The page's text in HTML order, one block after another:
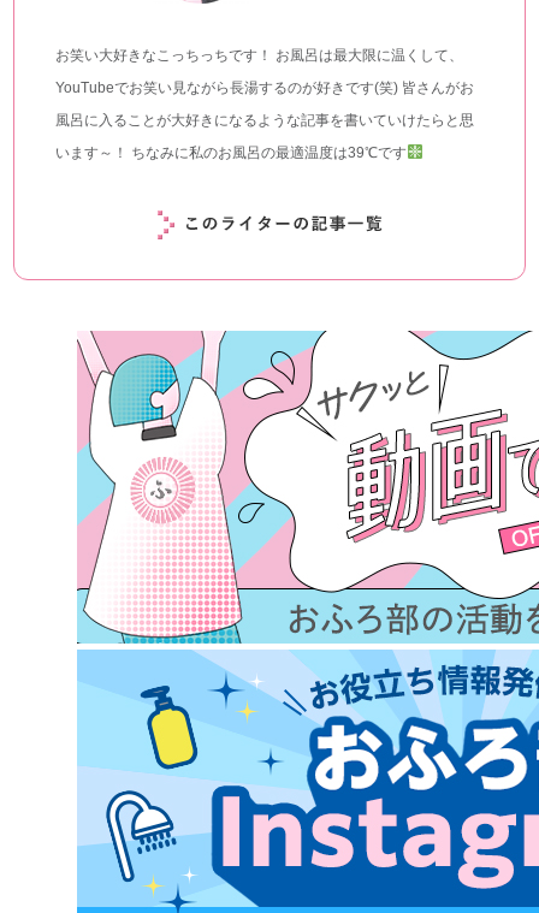
お笑い大好きなこっちっちです！ お風呂は最大限に温くして、
YouTubeでお笑い見ながら長湯するのが好きです(笑) 皆さんがお
風呂に入ることが大好きになるような記事を書いていけたらと思
います～！ ちなみに私のお風呂の最適温度は39℃です